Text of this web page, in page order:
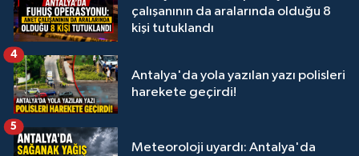
çalışanının da aralarında olduğu 8
kişi tutuklandı
Antalya'da yola yazılan yazı polisleri
harekete geçirdi!
4
Meteoroloji uyardı: Antalya'da
5